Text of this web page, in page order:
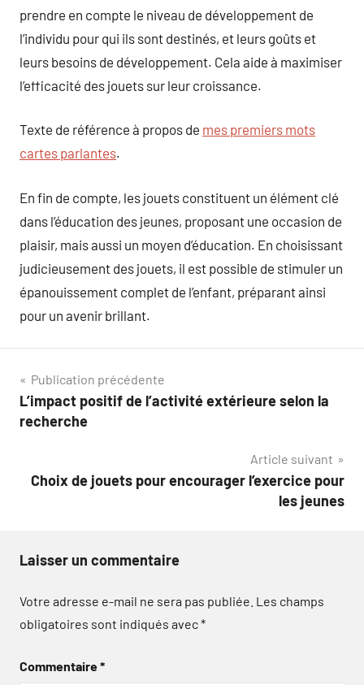
prendre en compte le niveau de développement de
l’individu pour qui ils sont destinés, et leurs goûts et
leurs besoins de développement. Cela aide à maximiser
l’efficacité des jouets sur leur croissance.
Texte de référence à propos de mes premiers mots
cartes parlantes.
En fin de compte, les jouets constituent un élément clé
dans l’éducation des jeunes, proposant une occasion de
plaisir, mais aussi un moyen d’éducation. En choisissant
judicieusement des jouets, il est possible de stimuler un
épanouissement complet de l’enfant, préparant ainsi
pour un avenir brillant.
Navigation
de
Publication précédente
L’impact positif de l’activité extérieure selon la
recherche
Article suivant
Choix de jouets pour encourager l’exercice pour
les jeunes
Laisser un commentaire
Votre adresse e-mail ne sera pas publiée. Les champs
obligatoires sont indiqués avec*
Commentaire*